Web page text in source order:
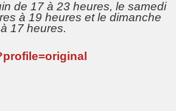
de 17 à 23 heures, le samedi
à 19 heures et le dimanche
17 heures.